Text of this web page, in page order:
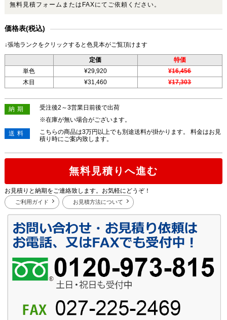
無料見積フォームまたはFAXにてご依頼ください。
価格表(税込)
↓張地ランクをクリックすると色見本がご覧頂けます
定価
特価
単色
¥29,920
¥16,456
木目
¥31,460 ¥17,303
納期
受注後2～3営業日前後で出荷
※在庫が無い場合がございます。
送料
こちらの商品は3万円以上でも別途送料が掛かります。 料金はお見
積り時にご案内致します。
無料見積りへ進む
お見積りと納期をご連絡致します。お気軽にどうぞ！
ご利用ガイド お見積方法について